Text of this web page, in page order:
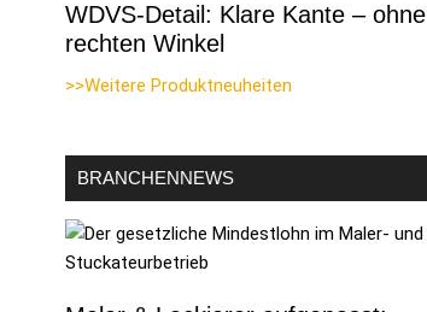
WDVS-Detail: Klare Kante – ohne
rechten Winkel
>>Weitere Produktneuheiten
BRANCHENNEWS